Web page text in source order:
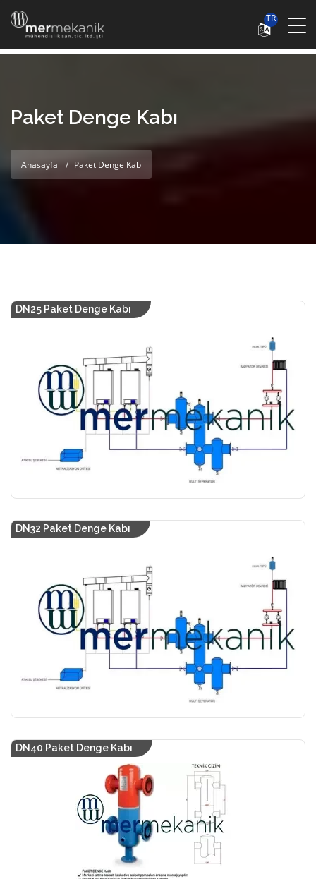
TR
Paket Denge Kabı
Anasayfa Paket Denge Kabı
DN25 Paket Denge Kabı
DN32 Paket Denge Kabı
DN40 Paket Denge Kabı